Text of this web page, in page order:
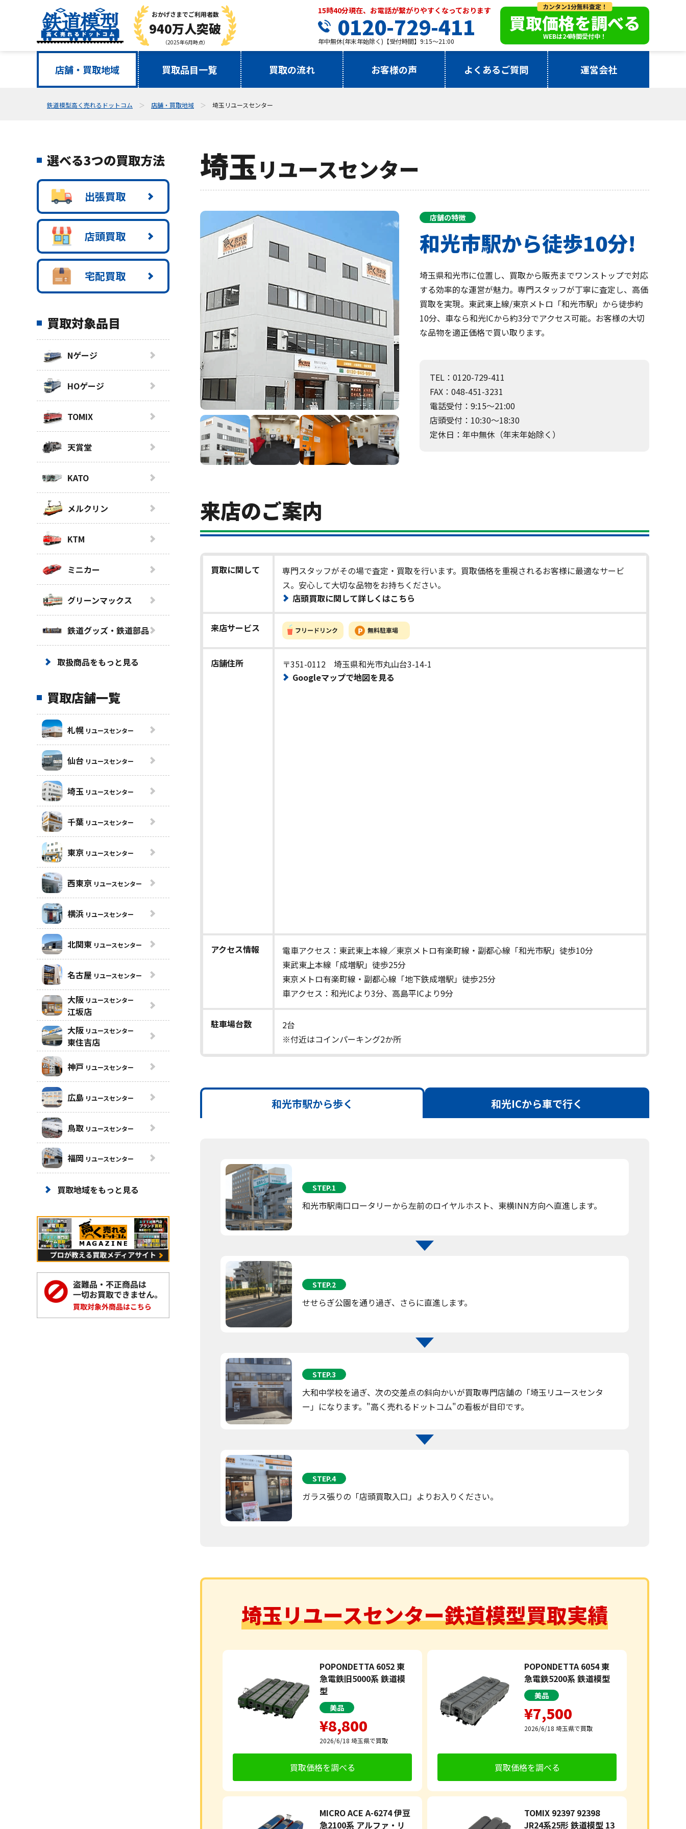
おかげさまでご利用者数
940万人突破
（2025年6月時点）
15時40分現在、お電話が繋がりやすくなっております
0120-729-411
年中無休(年末年始除く)【受付時間】9:15～21:00
カンタン1分無料査定！
買取価格を調べる
WEBは24時間受付中！
店舗・買取地域 買取品目一覧 買取の流れ お客様の声 よくあるご質問 運営会社
鉄道模型高く売れるドットコム 店舗・買取地域 埼玉リユースセンター
埼玉リユースセンター
店舗の特徴
和光市駅から徒歩10分!
埼玉県和光市に位置し、買取から販売までワンストップで対応
する効率的な運営が魅力。専門スタッフが丁寧に査定し、高価
買取を実現。東武東上線/東京メトロ「和光市駅」から徒歩約
10分、車なら和光ICから約3分でアクセス可能。お客様の大切
な品物を適正価格で買い取ります。
TEL：0120-729-411
FAX：048-451-3231
電話受付：9:15～21:00
店頭受付：10:30～18:30
定休日：年中無休（年末年始除く）
来店のご案内
買取に関して
専門スタッフがその場で査定・買取を行います。買取価格を重視されるお客様に最適なサービ
ス。安心して大切な品物をお持ちください。
店頭買取に関して詳しくはこちら
来店サービス
店舗住所
〒351-0112 埼玉県和光市丸山台3-14-1
Googleマップで地図を見る
アクセス情報
電車アクセス：東武東上本線／東京メトロ有楽町線・副都心線「和光市駅」徒歩10分
東武東上本線「成増駅」徒歩25分
東京メトロ有楽町線・副都心線「地下鉄成増駅」徒歩25分
車アクセス：和光ICより3分、高島平ICより9分
駐車場台数
2台
※付近はコインパーキング2か所
和光市駅から歩く 和光ICから車で行く
STEP.1
和光市駅南口ロータリーから左前のロイヤルホスト、東横INN方向へ直進します。
STEP.2
せせらぎ公園を通り過ぎ、さらに直進します。
STEP.3
大和中学校を過ぎ、次の交差点の斜向かいが買取専門店舗の「埼玉リユースセンタ
ー」になります。"高く売れるドットコム"の看板が目印です。
STEP.4
ガラス張りの「店頭買取入口」よりお入りください。
埼玉リユースセンター鉄道模型買取実績
POPONDETTA 6052 東
急電鉄旧5000系 鉄道模
型
美品
¥8,800
2026/6/18 埼玉県で買取
買取価格を調べる
POPONDETTA 6054 東
急電鉄5200系 鉄道模型
美品
¥7,500
2026/6/18 埼玉県で買取
買取価格を調べる
MICRO ACE A-6274 伊豆
急2100系 アルファ・リ
TOMIX 92397 92398
JR24系25形 鉄道模型 13
選べる3つの買取方法
出張買取
店頭買取
宅配買取
買取対象品目
Nゲージ
HOゲージ
TOMIX
天賞堂
KATO
メルクリン
KTM
ミニカー
グリーンマックス
鉄道グッズ・鉄道部品
取扱商品をもっと見る
買取店舗一覧
札幌 リユースセンター
仙台 リユースセンター
埼玉 リユースセンター
千葉 リユースセンター
東京 リユースセンター
西東京 リユースセンター
横浜 リユースセンター
北関東 リユースセンター
名古屋 リユースセンター
大阪 リユースセンター
江坂店
大阪 リユースセンター
東住吉店
神戸 リユースセンター
広島 リユースセンター
鳥取 リユースセンター
福岡 リユースセンター
買取地域をもっと見る